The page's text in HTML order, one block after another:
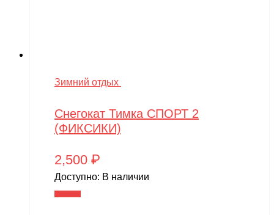
Зимний отдых
Снегокат Тимка СПОРТ 2
(ФИКСИКИ)
2,500 ₽
Доступно: В наличии